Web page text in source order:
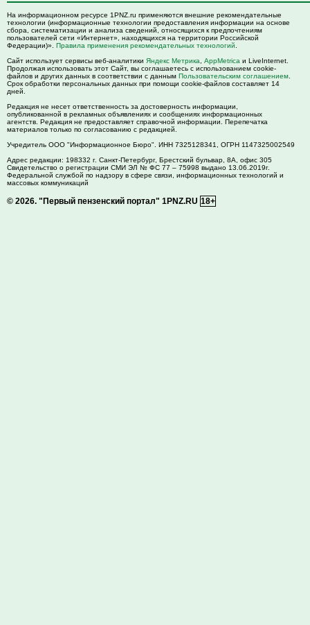
На информационном ресурсе 1PNZ.ru применяются внешние рекомендательные
технологии (информационные технологии предоставления информации на основе
сбора, систематизации и анализа сведений, относящихся к предпочтениям
пользователей сети «Интернет», находящихся на территории Российской
Федерации)». Правила применения рекомендательных технологий
Сайт использует сервисы веб-аналитики Яндекс Метрика AppMetrica и LiveInternet.
Продолжая использовать этот Сайт, вы соглашаетесь с использованием cookie-
файлов и других данных в соответствии с данным Пользовательским соглашением
Срок обработки персональных данных при помощи cookie-файлов составляет 14
дней.
Редакция не несет ответственность за достоверность информации,
опубликованной в рекламных объявлениях и сообщениях информационных
агентств. Редакция не предоставляет справочной информации. Перепечатка
материалов только по согласованию с редакцией.
Учредитель ООО "Информационное Бюро". ИНН 7325128341, ОГРН 1147325002549
Адрес редакции: 198332 г. Санкт-Петербург, Брестский бульвар, 8А, офис 305
Свидетельство о регистрации СМИ ЭЛ № ФС 77 – 75998 выдано 13.06.2019г.
Федеральной службой по надзору в сфере связи, информационных технологий и
массовых коммуникаций
© 2026. "Первый пензенский портал" 1PNZ.RU 18+